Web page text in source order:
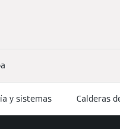
y sistemas Calderas